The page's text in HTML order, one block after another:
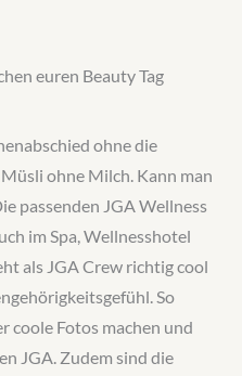
euren Beauty Tag
ohne die
ohne Milch. Kann man
passenden JGA Wellness
im Spa, Wellnesshotel
als JGA Crew richtig cool
So
coole Fotos machen und
JGA. Zudem sind die